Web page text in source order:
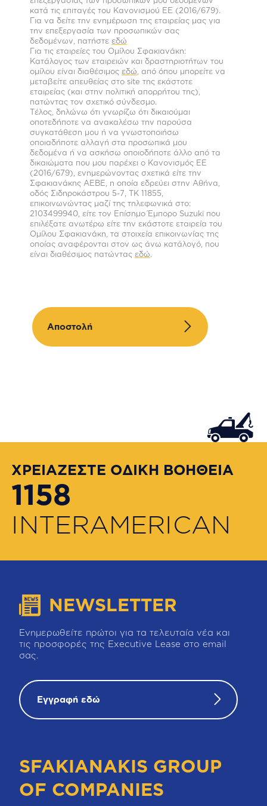
κατά τις επιταγές του Κανονισμού ΕΕ (2016/679).
Για να δείτε την ενημέρωση της εταιρείας μας για
την επεξεργασία των προσωπικών σας
δεδομένων, πατήστε εδώ
Για τις εταιρείες του Ομίλου Σφακιανάκη:
Κατάλογος των εταιρειών και δραστηριοτήτων του
ομίλου είναι διαθέσιμος εδώ , από όπου μπορείτε να
μεταβείτε απευθείας στο site της εκάστοτε
εταιρείας (και στην πολιτική απορρήτου της),
πατώντας τον σχετικό σύνδεσμο.
Τέλος, δηλώνω ότι γνωρίζω ότι δικαιούμαι
οποτεδήποτε να ανακαλέσω την παρούσα
συγκατάθεση μου ή να γνωστοποιήσω
οποιαδήποτε αλλαγή στα προσωπικά μου
δεδομένα ή να ασκήσω οποιοδήποτε άλλο από τα
δικαιώματα που μου παρέχει ο Κανονισμός ΕΕ
(2016/679), ενημερώνοντας σχετικά είτε την
Σφακιανάκης ΑΕΒΕ, η οποία εδρεύει στην Αθήνα,
οδός Σιδηροκάστρου 5-7, ΤΚ 11855,
επικοινωνώντας μαζί της τηλεφωνικά στο:
2103499940, είτε τον Επίσημο Έμπορο Suzuki που
επιλέξατε ανωτέρω είτε την εκάστοτε εταιρεία του
Ομίλου Σφακιανάκη, τα στοιχεία επικοινωνίας της
οποίας αναφέρονται στον ως άνω κατάλογό, που
είναι διαθέσιμος πατώντας εδώ.
Αποστολή
ΧΡΕΙΑΖΕΣΤΕ ΟΔΙΚΗ ΒΟΗΘΕΙΑ
1158
INTERAMERICAN
NEWSLETTER
Ενημερωθείτε πρώτοι για τα τελευταία νέα και
τις προσφορές της Executive Lease στο email
σας.
Εγγραφή εδώ
SFAKIANAKIS GROUP
OF COMPANIES